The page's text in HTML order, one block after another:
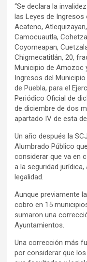
“Se declara la
las Leyes de Ingresos
Acateno,
Camocuautla,
Coyomeapan,
Chigmecatitlán, 20,
Municipio de Amozoc
Ingresos del
de Puebla, para el
Periódico Oficial de
de diciembre de dos
apartado IV de esta
Un año después la
Alumbrado Público
considerar que va en
a la seguridad
legalidad.
Aunque previamente
cobro en 15
sumaron una
Ayuntamientos.
Una corrección más
por considerar que